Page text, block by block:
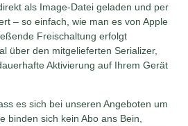
als Image-Datei geladen und per
– so einfach, wie man es von Apple
Freischaltung erfolgt
über den mitgelieferten Serializer,
Aktivierung auf Ihrem Gerät
es sich bei unseren Angeboten um
binden sich kein Abo ans Bein,